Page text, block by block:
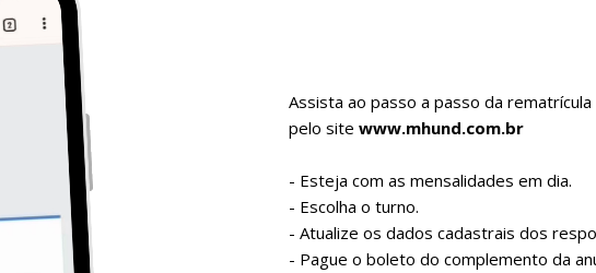
Assista ao passo a passo da
pelo site www.mhund.com.br
- Esteja com as mensalidades em dia.
- Escolha o turno.
- Atualize os dados cadastrais dos
- ​Pague o boleto do complemento da